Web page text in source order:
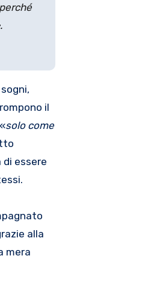
il
solo come
di essere
alla
mera